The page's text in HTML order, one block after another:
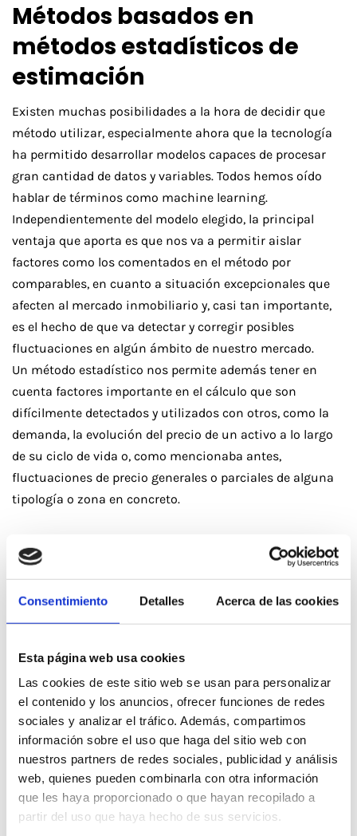
Consentimiento Detalles Acerca de las cookies
Esta página web usa cookies
Las cookies de este sitio web se usan para personalizar
el contenido y los anuncios, ofrecer funciones de redes
sociales y analizar el tráfico. Además, compartimos
información sobre el uso que haga del sitio web con
nuestros partners de redes sociales, publicidad y análisis
web, quienes pueden combinarla con otra información
que les haya proporcionado o que hayan recopilado a
partir del uso que haya hecho de sus servicios.
Métodos basados en
métodos estadísticos de
estimación
Existen muchas posibilidades a la hora de decidir que
método utilizar, especialmente ahora que la tecnología
ha permitido desarrollar modelos capaces de procesar
gran cantidad de datos y variables. Todos hemos oído
hablar de términos como machine learning.
Independientemente del modelo elegido, la principal
ventaja que aporta es que nos va a permitir aislar
factores como los comentados en el método por
comparables, en cuanto a situación excepcionales que
afecten al mercado inmobiliario y, casi tan importante,
es el hecho de que va detectar y corregir posibles
fluctuaciones en algún ámbito de nuestro mercado.
Un método estadístico nos permite además tener en
cuenta factores importante en el cálculo que son
difícilmente detectados y utilizados con otros, como la
demanda, la evolución del precio de un activo a lo largo
de su ciclo de vida o, como mencionaba antes,
fluctuaciones de precio generales o parciales de alguna
tipología o zona en concreto.
Tecnología
otra forma, qué error podemos estar cometiendo con
dicha estimación.
Este parámetro de control puede venir en forma de
porcentaje de precisión, intervalo de confianza o nivel de
error cometido. Dependerá del método de cálculo
utilizado y del criterio del técnico que lo realice
Actualmente, es fundamental contar con medios
tecnológicos avanzados, que nos permitan realizar una
explotación óptima de nuestra base de datos.